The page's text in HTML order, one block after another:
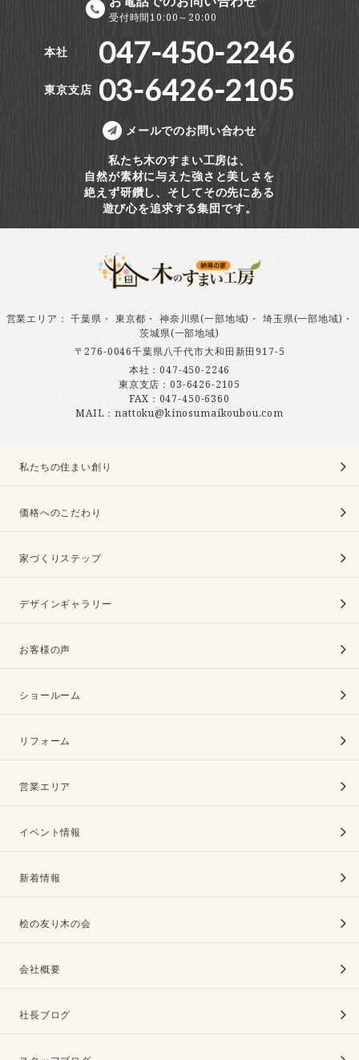
受付時間10:00～20:00
本社 047-450-2246
東京支店 03-6426-2105
メールでのお問い合わせ
私たち木のすまい工房は、
自然が素材に与えた強さと美しさを
絶えず研鑽し、そしてその先にある
遊び心を追求する集団です。
営業エリア ：千葉県 ・ 東京都 ・ 神奈川県(一部地域) ・ 埼玉県(一部地域) ・
茨城県(一部地域)
〒276-0046千葉県八千代市大和田新田917-5
本社：047-450-2246
東京支店：03-6426-2105
FAX：047-450-6360
MAIL：nattoku@kinosumaikoubou.com
私たちの住まい創り
価格へのこだわり
家づくりステップ
デザインギャラリー
お客様の声
ショールーム
リフォーム
営業エリア
イベント情報
新着情報
桧の友り木の会
会社概要
社長ブログ